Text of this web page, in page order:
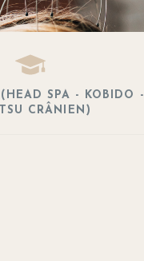
SPA - KOBIDO -
CRÂNIEN)